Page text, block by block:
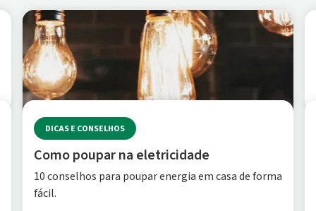
DICAS E CONSELHOS
Como poupar na eletricidade
10 conselhos para poupar energia em casa de forma
fácil.